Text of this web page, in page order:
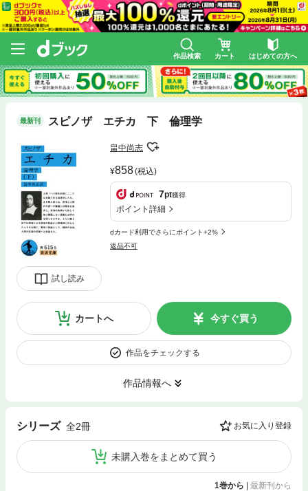
作品検索 カート はじめての方へ
最新刊 スピノザ エチカ 下 倫理学
試し読み
畠中尚志
858(税込)
7pt獲得
ポイント詳細
dカード利用でさらにポイント+2%
返品不可
カートへ 今すぐ買う
作品をチェックする
作品情報へ
シリーズ 全2冊 お気に入り登録
未購入巻をまとめて買う
1巻から | 最新刊から